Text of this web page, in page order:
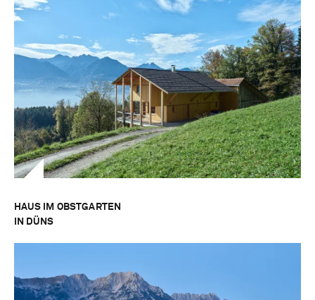
HAUS IM OBSTGARTEN
IN DÜNS